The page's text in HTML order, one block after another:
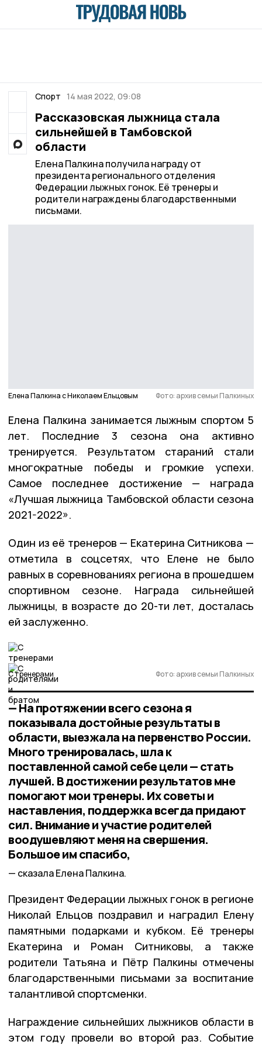
Спорт 14 мая 2022, 09:08
Рассказовская лыжница стала
сильнейшей в Тамбовской
области
Елена Палкина получила награду от
президента регионального отделения
Федерации лыжных гонок. Её тренеры и
родители награждены благодарственными
письмами.
Елена Палкина с Николаем Ельцовым Фото: архив семьи Палкиных
Елена Палкина занимается лыжным спортом 5
лет. Последние 3 сезона она активно
тренируется. Результатом стараний стали
многократные победы и громкие успехи.
Самое последнее достижение — награда
«Лучшая лыжница Тамбовской области сезона
2021-2022».
Один из её тренеров — Екатерина Ситникова —
отметила в соцсетях, что Елене не было
равных в соревнованиях региона в прошедшем
спортивном сезоне. Награда сильнейшей
лыжницы, в возрасте до 20-ти лет, досталась
ей заслуженно.
С тренерами Фото: архив семьи Палкиных
— На протяжении всего сезона я
показывала достойные результаты в
области, выезжала на первенство России.
Много тренировалась, шла к
поставленной самой себе цели — стать
лучшей. В достижении результатов мне
помогают мои тренеры. Их советы и
наставления, поддержка всегда придают
сил. Внимание и участие родителей
воодушевляют меня на свершения.
Большое им спасибо,
сказала Елена Палкина.
Президент Федерации лыжных гонок в регионе
Николай Ельцов поздравил и наградил Елену
памятными подарками и кубком. Её тренеры
Екатерина и Роман Ситниковы, а также
родители Татьяна и Пётр Палкины отмечены
благодарственными письмами за воспитание
талантливой спортсменки.
Награждение сильнейших лыжников области в
этом году провели во второй раз. Событие